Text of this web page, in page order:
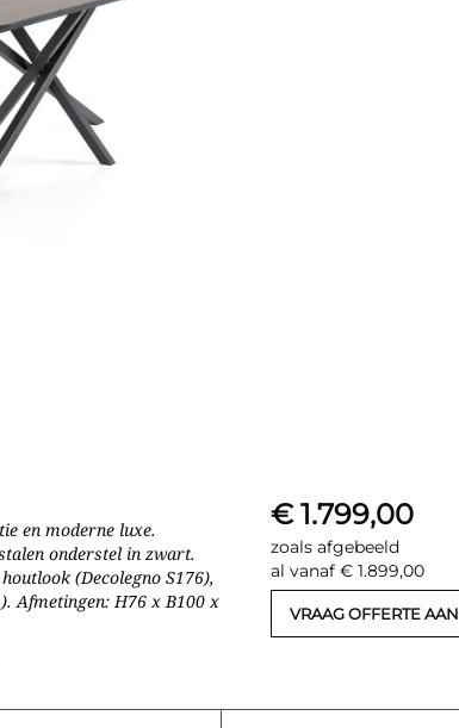
en moderne luxe.
onderstel in zwart.
(Decolegno S176),
Afmetingen: H76 x B100 x
€ 1.799,00
zoals afgebeeld
al vanaf € 1.899,00
VRAAG OFFERTE AAN